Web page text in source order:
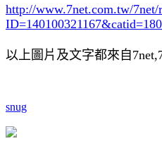
http://www.7net.com.tw/7net/
以上圖片及文字都來自
snug